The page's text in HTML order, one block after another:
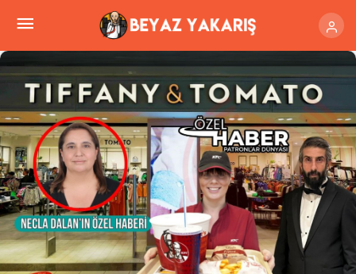
Gülseven Medya Yönetim Kurulu Başkanı Necat
Gülseven’in acı günü: Babası Hasan Gülseven
vefat etti